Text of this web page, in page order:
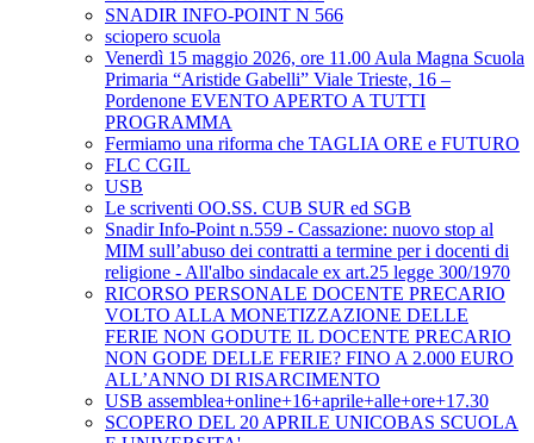
SNADIR INFO-POINT N 566
sciopero scuola
Venerdì 15 maggio 2026, ore 11.00 Aula Magna Scuola
Primaria “Aristide Gabelli” Viale Trieste, 16 –
Pordenone EVENTO APERTO A TUTTI
PROGRAMMA
Fermiamo una riforma che TAGLIA ORE e FUTURO
FLC CGIL
USB
Le scriventi OO.SS. CUB SUR ed SGB
Snadir Info-Point n.559 - Cassazione: nuovo stop al
MIM sull’abuso dei contratti a termine per i docenti di
religione - All'albo sindacale ex art.25 legge 300/1970
RICORSO PERSONALE DOCENTE PRECARIO
VOLTO ALLA MONETIZZAZIONE DELLE
FERIE NON GODUTE IL DOCENTE PRECARIO
NON GODE DELLE FERIE? FINO A 2.000 EURO
ALL’ANNO DI RISARCIMENTO
USB assemblea+online+16+aprile+alle+ore+17.30
SCOPERO DEL 20 APRILE UNICOBAS SCUOLA